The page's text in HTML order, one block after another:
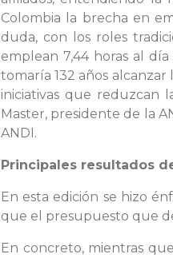
Colombia la brecha en
duda, con los roles
emplean 7,44 horas al
tomaría 132 años
iniciativas que reduzcan
Master, presidente de la
ANDI.
Principales resultados
En esta edición se hizo
que el presupuesto que
En concreto, mientras